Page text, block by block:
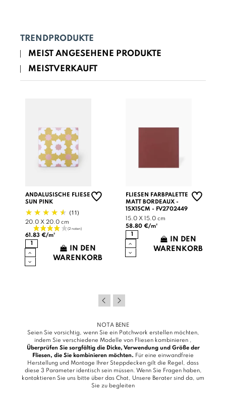
TRENDPRODUKTE
MEIST ANGESEHENE PRODUKTE
MEISTVERKAUFT
ANDALUSISCHE FLIESE
SUN PINK
(11)
20.0 X 20.0 cm
61.83 €/m²
IN DEN
WARENKORB
FLIESEN FARBPALETTE
MATT BORDEAUX -
15X15CM - FV2702449
15.0 X 15.0 cm
58.80 €/m²
IN DEN
WARENKORB
NOTA BENE
Seien Sie vorsichtig, wenn Sie ein Patchwork erstellen möchten,
indem Sie verschiedene Modelle von Fliesen kombinieren ,
Überprüfen Sie sorgfältig die Dicke, Verwendung und Größe der
Fliesen, die Sie kombinieren möchten. Für eine einwandfreie
Herstellung und Montage Ihrer Steppdecken gilt die Regel, dass
diese 3 Parameter identisch sein müssen. Wenn Sie Fragen haben,
kontaktieren Sie uns bitte über das Chat, Unsere Berater sind da, um
Sie zu begleiten